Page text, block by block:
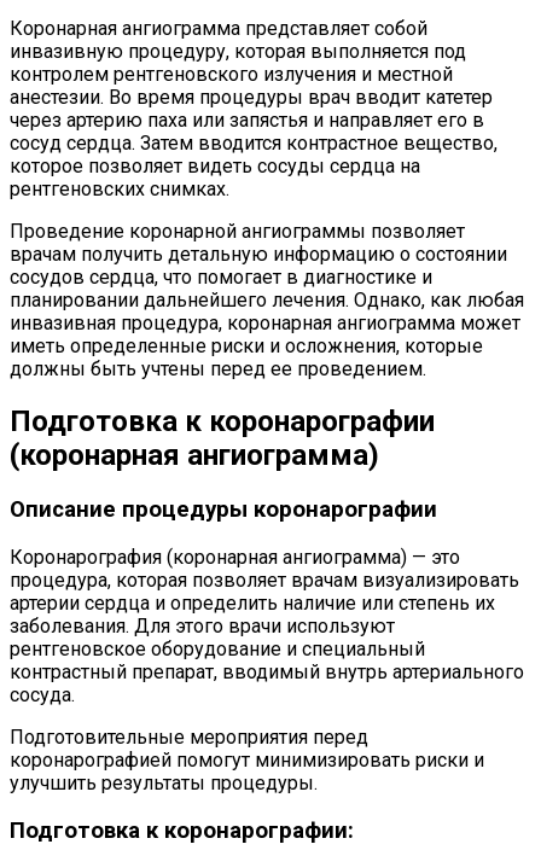
Коронарная ангиограмма представляет собой
инвазивную процедуру, которая выполняется под
контролем рентгеновского излучения и местной
анестезии. Во время процедуры врач вводит катетер
через артерию паха или запястья и направляет его в
сосуд сердца. Затем вводится контрастное вещество,
которое позволяет видеть сосуды сердца на
рентгеновских снимках.
Проведение коронарной ангиограммы позволяет
врачам получить детальную информацию о состоянии
сосудов сердца, что помогает в диагностике и
планировании дальнейшего лечения. Однако, как любая
инвазивная процедура, коронарная ангиограмма может
иметь определенные риски и осложнения, которые
должны быть учтены перед ее проведением.
Подготовка к коронарографии
(коронарная ангиограмма)
Описание процедуры коронарографии
Коронарография (коронарная ангиограмма) — это
процедура, которая позволяет врачам визуализировать
артерии сердца и определить наличие или степень их
заболевания. Для этого врачи используют
рентгеновское оборудование и специальный
контрастный препарат, вводимый внутрь артериального
сосуда.
Подготовительные мероприятия перед
коронарографией помогут минимизировать риски и
улучшить результаты процедуры.
Подготовка к коронарографии: